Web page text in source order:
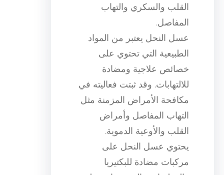
القلب والسكري والتهاب
المفاصل.
عسل النحل يعتبر من المواد
الطبيعية التي تحتوي على
خصائص علاجية ومضادة
للالتهابات. وقد ثبتت فعاليته في
مكافحة الأمراض المزمنة مثل
التهاب المفاصل وأمراض
القلب والأوعية الدموية.
يحتوي عسل النحل على
مركبات مضادة للبكتيريا